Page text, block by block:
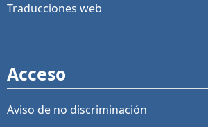
Traducciones web
Acceso
Aviso de no discriminación